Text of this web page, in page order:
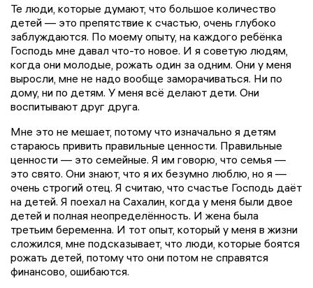
Те люди, которые думают, что большое количество
детей — это препятствие к счастью, очень глубоко
заблуждаются. По моему опыту, на каждого ребёнка
Господь мне давал что-то новое. И я советую людям,
когда они молодые, рожать один за одним. Они у меня
выросли, мне не надо вообще заморачиваться. Ни по
дому, ни по детям. У меня всё делают дети. Они
воспитывают друг друга.
Мне это не мешает, потому что изначально я детям
стараюсь привить правильные ценности. Правильные
ценности — это семейные. Я им говорю, что семья —
это свято. Они знают, что я их безумно люблю, но я —
очень строгий отец. Я считаю, что счастье Господь даёт
на детей. Я поехал на Сахалин, когда у меня были двое
детей и полная неопределённость. И жена была
третьим беременна. И тот опыт, который у меня в жизни
сложился, мне подсказывает, что люди, которые боятся
рожать детей, потому что они потом не справятся
финансово, ошибаются.